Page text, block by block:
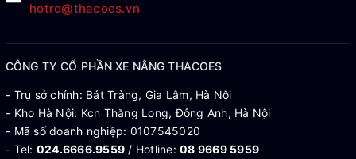
hotro@thacoes.vn
CÔNG TY CỔ PHẦN XE NÂNG THACOES
- Trụ sở chính: Bát Tràng, Gia Lâm, Hà Nội
- Kho Hà Nội: Kcn Thăng Long, Đông Anh, Hà Nội
- Mã số doanh nghiệp: 0107545020
- Tel: 024.6666.9559 / Hotline: 08 9669 5959